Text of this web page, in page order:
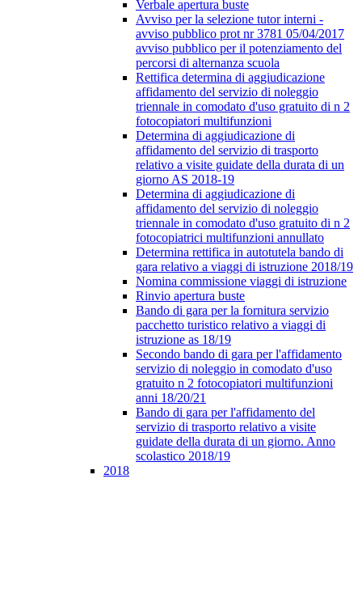
Verbale apertura buste
Avviso per la selezione tutor interni -
avviso pubblico prot nr 3781 05/04/2017
avviso pubblico per il potenziamento del
percorsi di alternanza scuola
Rettifica determina di aggiudicazione
affidamento del servizio di noleggio
triennale in comodato d'uso gratuito di n 2
fotocopiatori multifunzioni
Determina di aggiudicazione di
affidamento del servizio di trasporto
relativo a visite guidate della durata di un
giorno AS 2018-19
Determina di aggiudicazione di
affidamento del servizio di noleggio
triennale in comodato d'uso gratuito di n 2
fotocopiatrici multifunzioni annullato
Determina rettifica in autotutela bando di
gara relativo a viaggi di istruzione 2018/19
Nomina commissione viaggi di istruzione
Rinvio apertura buste
Bando di gara per la fornitura servizio
pacchetto turistico relativo a viaggi di
istruzione as 18/19
Secondo bando di gara per l'affidamento
servizio di noleggio in comodato d'uso
gratuito n 2 fotocopiatori multifunzioni
anni 18/20/21
Bando di gara per l'affidamento del
servizio di trasporto relativo a visite
guidate della durata di un giorno. Anno
scolastico 2018/19
2018